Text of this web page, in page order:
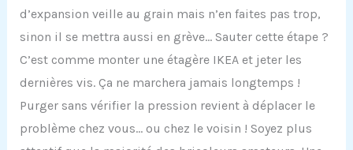
d’expansion veille au grain mais n’en faites pas trop,
sinon il se mettra aussi en grève… Sauter cette étape ?
C’est comme monter une étagère IKEA et jeter les
dernières vis. Ça ne marchera jamais longtemps !
Purger sans vérifier la pression revient à déplacer le
problème chez vous… ou chez le voisin ! Soyez plus